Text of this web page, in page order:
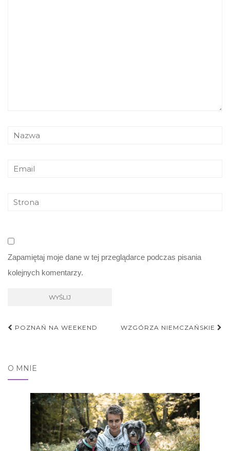
Zapamiętaj moje dane w tej przeglądarce podczas pisania
kolejnych komentarzy.
Nawigacja
POZNAŃ NA WEEKEND WZGÓRZA NIEMCZAŃSKIE
O MNIE